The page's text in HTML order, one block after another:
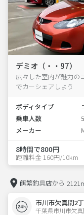
デミオ（・・97）
広々した室内が魅力の
でカーシェアしよう
ボディタイプ
乗車人数
メーカー
8時間で800円
距離料金 160円/10km
餌繁釣具店から
市川市欠真間2
千葉県市川市欠